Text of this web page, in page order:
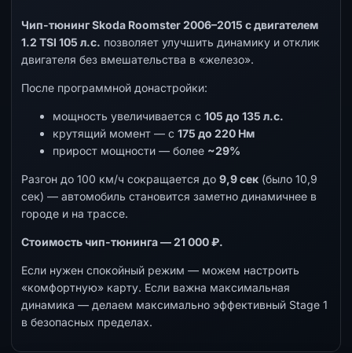
Чип-тюнинг Skoda Roomster 2006–2015 с двигателем
1.2 TSI 105 л.с. позволяет улучшить динамику и отклик
двигателя без вмешательства в «железо».
После программной донастройки:
мощность увеличивается с 105 до 135 л.с.
крутящий момент — с 175 до 220 Нм
прирост мощности — более ~29%
Разгон до 100 км/ч сокращается до 9,9 сек (было 10,9
сек) — автомобиль становится заметно динамичнее в
городе и на трассе.
Стоимость чип-тюнинга — 21 000 ₽.
Если нужен спокойный режим — можем настроить
«комфортную» карту. Если важна максимальная
динамика — делаем максимально эффективный Stage 1
в безопасных пределах.